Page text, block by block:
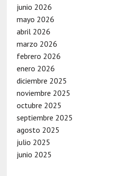
junio 2026
mayo 2026
abril 2026
marzo 2026
febrero 2026
enero 2026
diciembre 2025
noviembre 2025
octubre 2025
septiembre 2025
agosto 2025
julio 2025
junio 2025